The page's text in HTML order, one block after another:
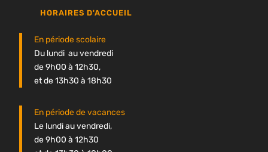
HORAIRES D'ACCUEIL
En période scolaire
Du lundi au vendredi
de 9h00 à 12h30,
et de 13h30 à 18h30
En période de vacances
Le lundi au vendredi,
de 9h00 à 12h30